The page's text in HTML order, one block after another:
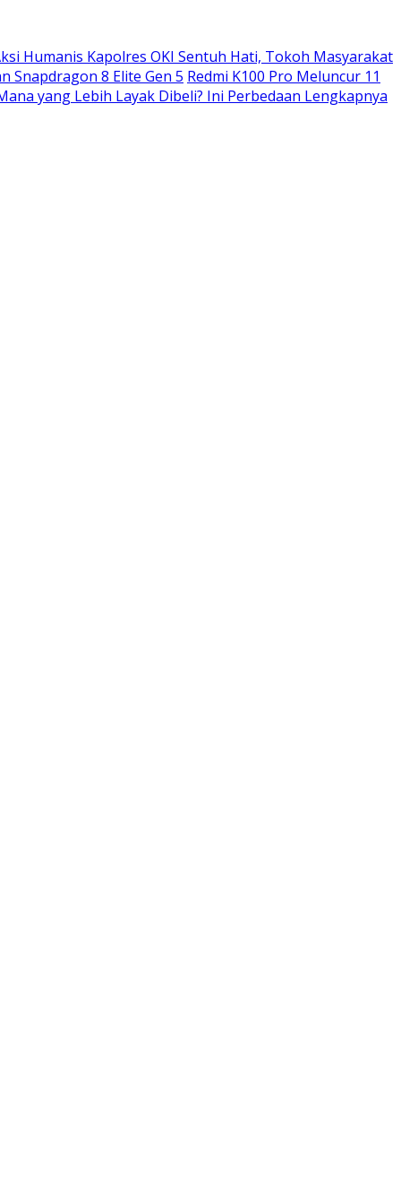
Humanis Kapolres OKI Sentuh Hati, Tokoh Masyarakat
Snapdragon 8 Elite Gen 5 Redmi K100 Pro Meluncur 11
yang Lebih Layak Dibeli? Ini Perbedaan Lengkapnya